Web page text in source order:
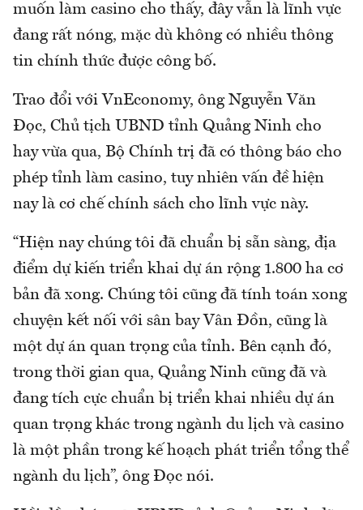
muốn làm casino cho thấy, đây vẫn là lĩnh vực
đang rất nóng, mặc dù không có nhiều thông
tin chính thức được công bố.
Trao đổi với VnEconomy, ông Nguyễn Văn
Đọc, Chủ tịch UBND tỉnh Quảng Ninh cho
hay vừa qua, Bộ Chính trị đã có thông báo cho
phép tỉnh làm casino, tuy nhiên vấn đề hiện
nay là cơ chế chính sách cho lĩnh vực này.
“Hiện nay chúng tôi đã chuẩn bị sẵn sàng, địa
điểm dự kiến triển khai dự án rộng 1.800 ha cơ
bản đã xong. Chúng tôi cũng đã tính toán xong
chuyện kết nối với sân bay Vân Đồn, cũng là
một dự án quan trọng của tỉnh. Bên cạnh đó,
trong thời gian qua, Quảng Ninh cũng đã và
đang tích cực chuẩn bị triển khai nhiều dự án
quan trọng khác trong ngành du lịch và casino
là một phần trong kế hoạch phát triển tổng thể
ngành du lịch”, ông Đọc nói.